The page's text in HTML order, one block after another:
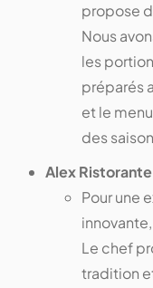
propose
Nous
les
préparés
et le
des
Alex
Pour une
Le chef
tradition